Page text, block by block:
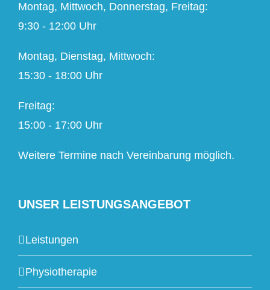
Montag, Mittwoch, Donnerstag, Freitag:
9:30 - 12:00 Uhr
Montag, Dienstag, Mittwoch:
15:30 - 18:00 Uhr
Freitag:
15:00 - 17:00 Uhr
Weitere Termine nach Vereinbarung möglich.
UNSER LEISTUNGSANGEBOT
Leistungen
Physiotherapie